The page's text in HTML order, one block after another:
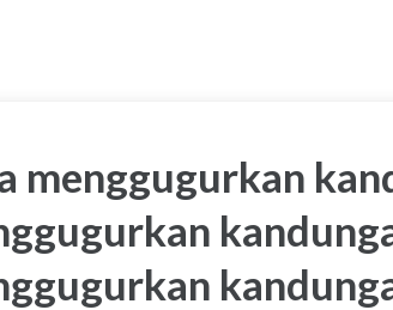
menggugurkan